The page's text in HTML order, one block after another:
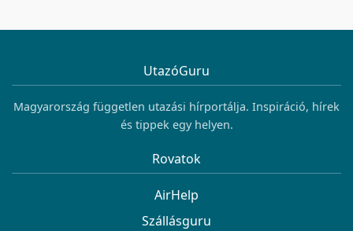
UtazóGuru
Magyarország független utazási hírportálja. Inspiráció, hírek
és tippek egy helyen.
Rovatok
AirHelp
Szállásguru